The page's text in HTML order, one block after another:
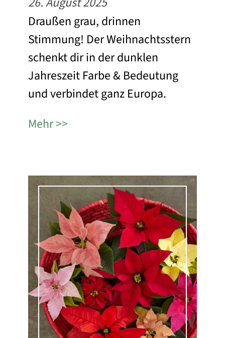
Draußen grau, drinnen
Stimmung! Der Weihnachtsstern
schenkt dir in der dunklen
Jahreszeit Farbe & Bedeutung
und verbindet ganz Europa.
Mehr